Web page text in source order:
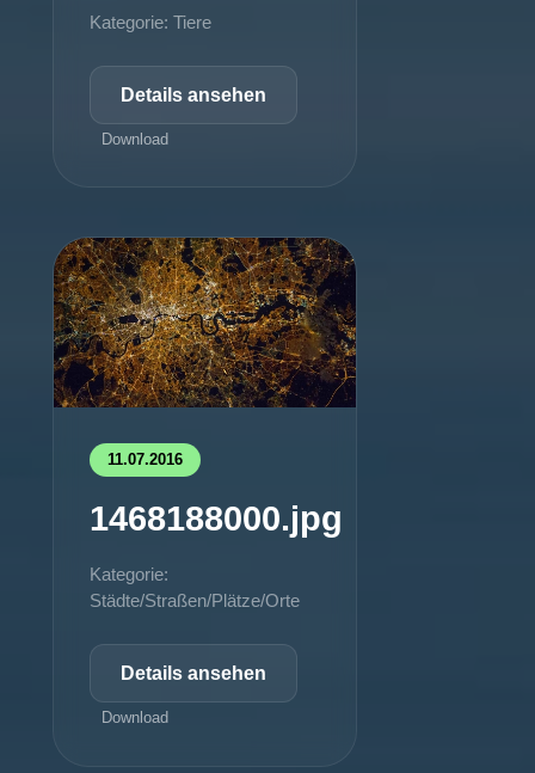
Kategorie: Tiere
Details ansehen
Download
11.07.2016
1468188000.jpg
Kategorie:
Städte/Straßen/Plätze/Orte
Details ansehen
Download